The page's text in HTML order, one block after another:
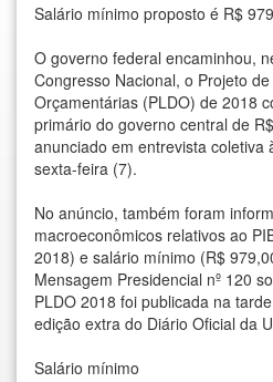
Salário mínimo proposto é R$
O governo federal encaminhou,
Congresso Nacional, o Projeto
Orçamentárias (PLDO) de 2018
primário do governo central de
anunciado em entrevista coletiva
sexta-feira (7).
No anúncio, também foram
macroeconômicos relativos ao
2018) e salário mínimo (R$
Mensagem Presidencial nº 120
PLDO 2018 foi publicada na
edição extra do Diário Oficial da
Salário mínimo